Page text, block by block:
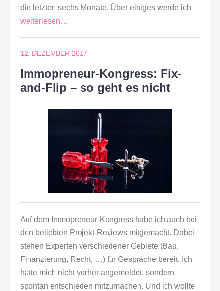
die letzten sechs Monate. Über einiges werde ich
weiterlesen…
12. DEZEMBER 2017
Immopreneur-Kongress: Fix-
and-Flip – so geht es nicht
Auf dem Immopreneur-Kongress habe ich auch bei
den beliebten Projekt-Reviews mitgemacht. Dabei
stehen Experten verschiedener Gebiete (Bau,
Finanzierung, Recht, …) für Gespräche bereit. Ich
hatte mich nicht vorher angemeldet, sondern
spontan entschieden mitzumachen. Und ich wollte